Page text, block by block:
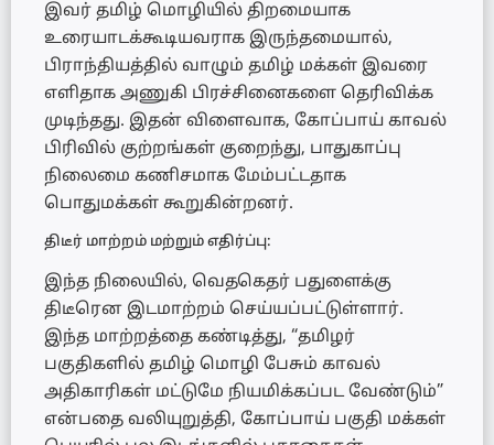
இவர் தமிழ் மொழியில் திறமையாக
உரையாடக்கூடியவராக இருந்தமையால்,
பிராந்தியத்தில் வாழும் தமிழ் மக்கள் இவரை
எளிதாக அணுகி பிரச்சினைகளை தெரிவிக்க
முடிந்தது. இதன் விளைவாக, கோப்பாய் காவல்
பிரிவில் குற்றங்கள் குறைந்து, பாதுகாப்பு
நிலைமை கணிசமாக மேம்பட்டதாக
பொதுமக்கள் கூறுகின்றனர்.
திடீர் மாற்றம் மற்றும் எதிர்ப்பு:
இந்த நிலையில், வெதகெதர் பதுளைக்கு
திடீரென இடமாற்றம் செய்யப்பட்டுள்ளார்.
இந்த மாற்றத்தை கண்டித்து, “தமிழர்
பகுதிகளில் தமிழ் மொழி பேசும் காவல்
அதிகாரிகள் மட்டுமே நியமிக்கப்பட வேண்டும்”
என்பதை வலியுறுத்தி, கோப்பாய் பகுதி மக்கள்